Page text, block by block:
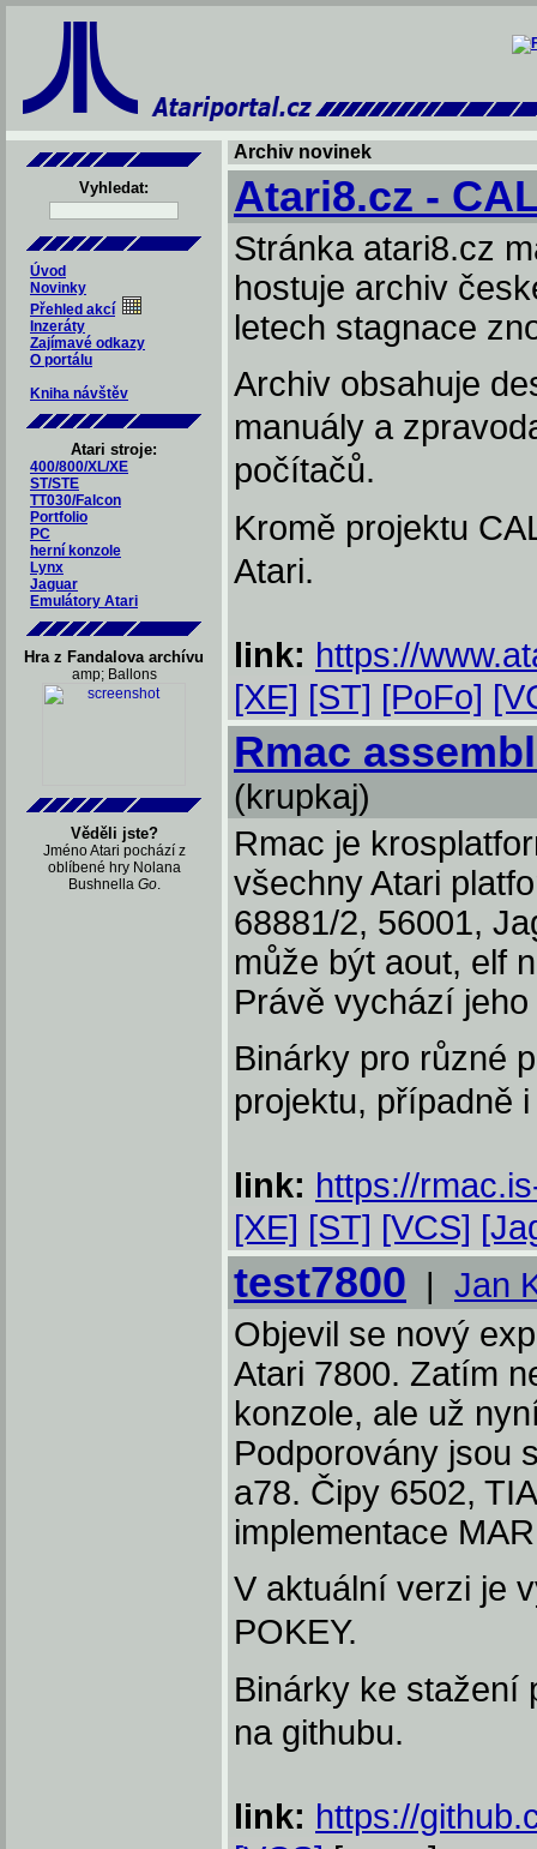
Vyhledat:
Úvod
Novinky
Přehled akcí
Inzeráty
Zajímavé odkazy
O portálu
Kniha návštěv
Atari stroje:
400/800/XL/XE
ST/STE
TT030/Falcon
Portfolio
PC
herní konzole
Lynx
Jaguar
Emulátory Atari
Hra z Fandalova archívu
amp; Ballons
Věděli jste?
Jméno Atari pochází z
oblíbené hry Nolana
Bushnella Go.
Archiv novinek
Atari8.cz -
Stránka atari8.cz
hostuje archiv
letech stagnace
Archiv obsahuje
manuály a
počítačů.
Kromě projektu
Atari.
link: https://
[XE] [ST] [PoFo]
Rmac
(krupkaj)
Rmac je
všechny Atari
68881/2, 56001,
může být aout, elf
Právě vychází
Binárky pro různé
projektu, případně
link: https://
[XE] [ST] [VCS]
test7800 | Jan
Objevil se nový
Atari 7800. Zatím
konzole, ale už
Podporovány jsou
a78. Čipy 6502,
implementace
V aktuální verzi je
POKEY.
Binárky ke stažení
na githubu.
link: https://